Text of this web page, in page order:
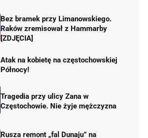
Bez bramek przy Limanowskiego.
Raków zremisował z Hammarby
[ZDJĘCIA]
Atak na kobietę na częstochowskiej
Północy!
Tragedia przy ulicy Zana w
Częstochowie. Nie żyje mężczyzna
Rusza remont „fal Dunaju” na